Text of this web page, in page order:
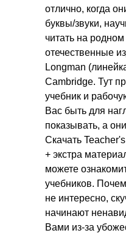
отлично, когда
буквы/звуки,
читать на
отечественные
Longman
Cambridge. Тут
учебник и
Вас быть для
показывать, а
Скачать Teacher's
+ экстра
можете
учебников.
не интересно,
начинают
Вами из-за